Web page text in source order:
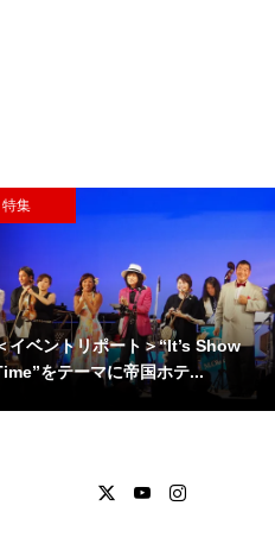
特集
イベントリポート＞“It’s Show
をテーマに帝国ホテ...